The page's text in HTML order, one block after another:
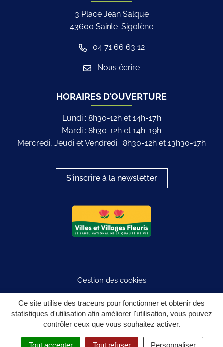
Ce site utilise des traceurs pour fonctionner et obtenir des
statistiques d'utilisation afin améliorer l'utilisation, vous pouvez
contrôler ceux que vous souhaitez activer.
Tout accepter Tout refuser Personnaliser
3 Place Jean Salque
43600 Sainte-Sigolène
04 71 66 63 12
Nous écrire
HORAIRES D'OUVERTURE
Lundi : 8h30-12h et 14h-17h
Mardi : 8h30-12h et 14h-19h
Mercredi, Jeudi et Vendredi : 8h30-12h et 13h30-17h
S'inscrire à la newsletter
Logo du label
Gestion des cookies
Plan du site
Mentions légales